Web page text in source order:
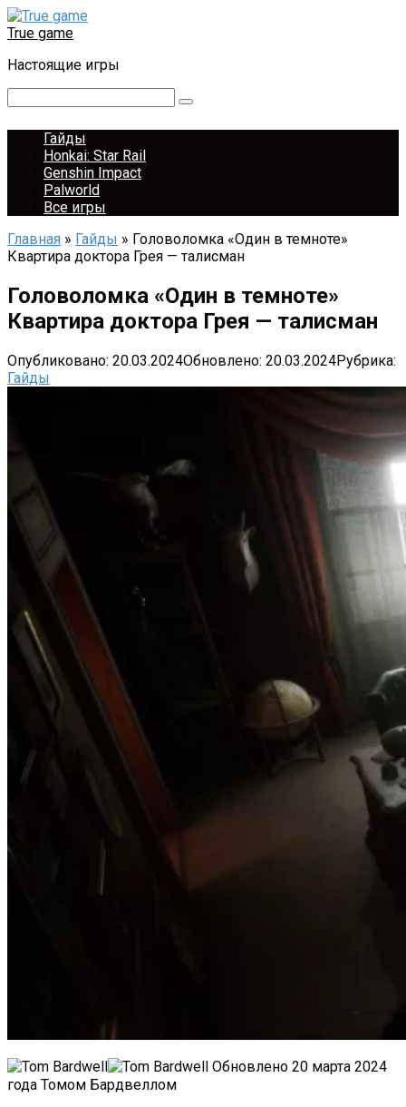
Перейти
к
True game
Настоящие игры
Гайды
Honkai: Star Rail
Genshin Impact
Palworld
Все игры
Главная » Гайды » Головоломка «Один в темноте»
Квартира доктора Грея — талисман
Головоломка «Один в темноте»
Квартира доктора Грея — талисман
Опубликовано: 20.03.2024Обновлено: 20.03.2024Рубрика:
Гайды
Обновлено 20 марта 2024
года Томом Бардвеллом